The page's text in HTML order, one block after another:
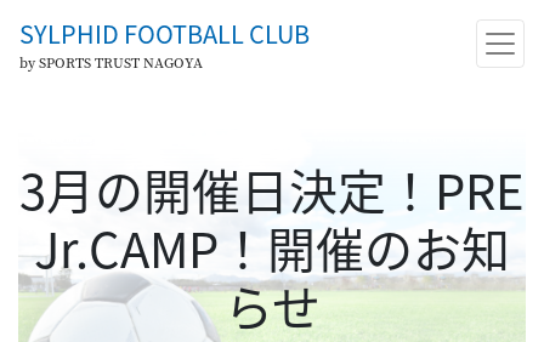
SYLPHID FOOTBALL CLUB
by SPORTS TRUST NAGOYA
3月の開催日決定！PRE
Jr.CAMP！開催のお知
らせ